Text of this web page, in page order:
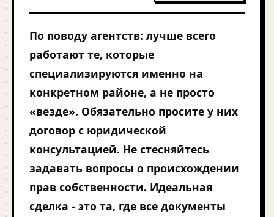
По поводу агентств: лучше всего
работают те, которые
специализируются именно на
конкретном районе, а не просто
«везде». Обязательно просите у них
договор с юридической
консультацией. Не стесняйтесь
задавать вопросы о происхождении
прав собственности. Идеальная
сделка - это та, где все документы